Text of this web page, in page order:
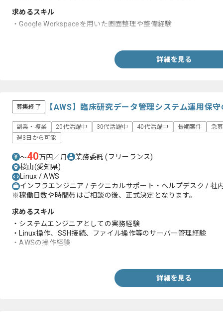
求めるスキル
・Google Workspaceを用いた画面整理や整備経験
詳細を見る
募集終了 【AWS】臨床研究データ管理システム運用保
副業・複業 20代活躍中 30代活躍中 40代活躍中 長期案件
急募
週3日から可能
〜40万円／月 業務委託(フリーランス)
桜山(愛知県)
Linux / AWS
インフラエンジニア / テクニカルサポート・ヘルプデスク / 社
※稼働日数や時間帯はご相談の後、正式決定となります。
求めるスキル
・システムエンジニアとしての実務経験
・Linux操作、SSH接続、ファイル操作等のサーバー管理経験
・AWSの操作経験
詳細を見る